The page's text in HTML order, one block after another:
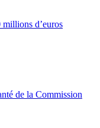
millions d’euros
de la Commission